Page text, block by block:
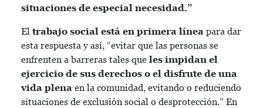
situaciones de especial necesidad.”
El trabajo social está en primera línea para dar
esta respuesta y así, “evitar que las personas se
enfrenten a barreras tales que les impidan el
ejercicio de sus derechos o el disfrute de una
vida plena en la comunidad, evitando o reduciendo
situaciones de exclusión social o desprotección.” En